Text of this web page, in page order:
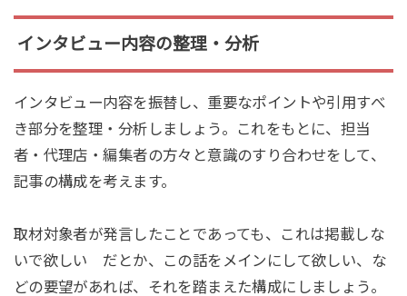
インタビュー内容の整理・分析
インタビュー内容を振替し、重要なポイントや引用すべ
き部分を整理・分析しましょう。これをもとに、担当
者・代理店・編集者の方々と意識のすり合わせをして、
記事の構成を考えます。
取材対象者が発言したことであっても、これは掲載しな
いで欲しい だとか、この話をメインにして欲しい、な
どの要望があれば、それを踏まえた構成にしましょう。